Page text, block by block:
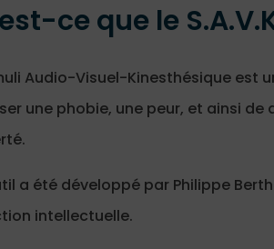
ce que le
Audio-Visuel-Kinesthésique est
une phobie, une peur, et ainsi
a été développé par Philippe
intellectuelle.